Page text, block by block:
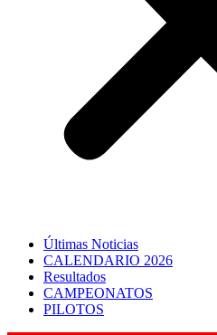
Últimas Noticias
CALENDARIO 2026
Resultados
CAMPEONATOS
PILOTOS